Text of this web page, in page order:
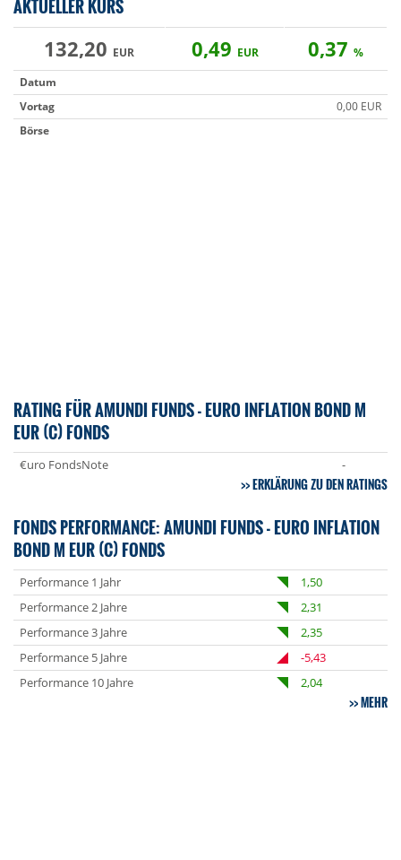
AKTUELLER KURS
132,20 EUR 0,49 EUR 0,37 %
Datum
Vortag
0,00 EUR
Börse
RATING FÜR AMUNDI FUNDS - EURO INFLATION BOND M
EUR (C) FONDS
€uro FondsNote -
ERKLÄRUNG ZU DEN RATINGS
FONDS PERFORMANCE: AMUNDI FUNDS - EURO INFLATION
BOND M EUR (C) FONDS
Performance 1 Jahr
1,50
Performance 2 Jahre
2,31
Performance 3 Jahre
2,35
Performance 5 Jahre
-5,43
Performance 10 Jahre
2,04
MEHR